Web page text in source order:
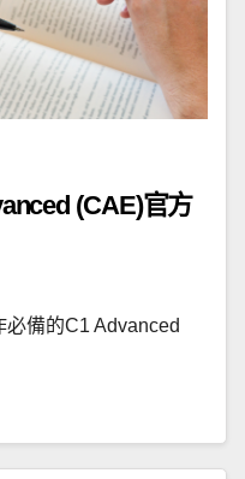
(CAE)官方
備的C1 Advanced